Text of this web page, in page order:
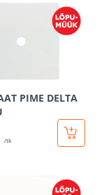
PIME DELTA
/tk